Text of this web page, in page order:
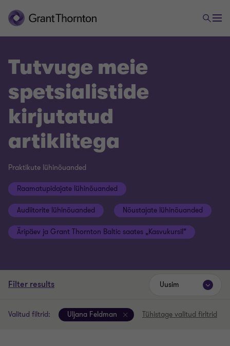
Tutvuge meie
spetsialistide
kirjutatud
artiklitega
Praktikute lühinõuanded
Raamatupidajate lühinõuanded
Audiitorite lühinõuanded Nõustajate lühinõuanded
Äripäev ja Grant Thornton Baltic saates „Kasvukursil“
Filter results
Valitud filtrid: Uljana Feldman Tühistage valitud firltrid
Uusim